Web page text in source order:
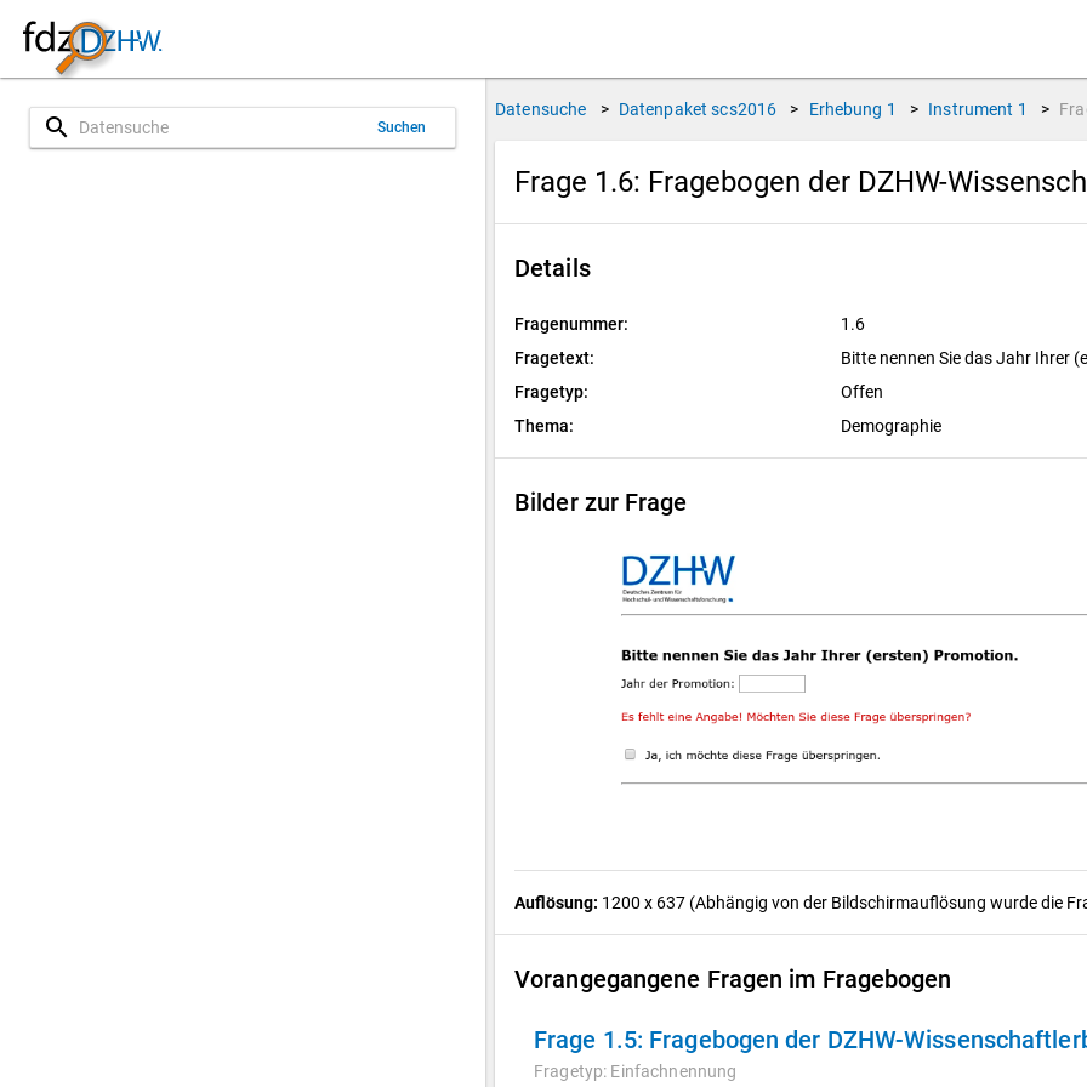
search Suchen
Datensuche > Datenpaket scs2016 > Erhebung 1 > Instrument 1 >
Frage 1.6: Fragebogen der DZHW-
Details
Fragenummer:
1.6
Fragetext:
Bitte nennen Sie das Jahr Ihrer
Fragetyp:
Offen
Thema:
Demographie
Bilder zur Frage
Auflösung: 1200 x 637 (Abhängig von der Bildschirmauflösung wurde die
Vorangegangene Fragen im Fragebogen
Frage 1.5: Fragebogen der DZHW-
Fragetyp: Einfachnennung